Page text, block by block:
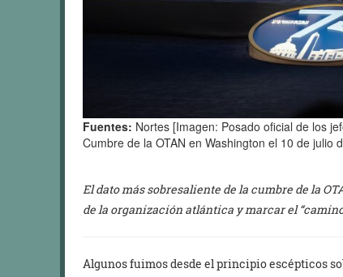
Fuentes: Nortes [Imagen: Posado oficial de los
Cumbre de la OTAN en Washington el 10 de julio
El dato más sobresaliente de la cumbre de la
de la organización atlántica y marcar el
Algunos fuimos desde el principio escépticos